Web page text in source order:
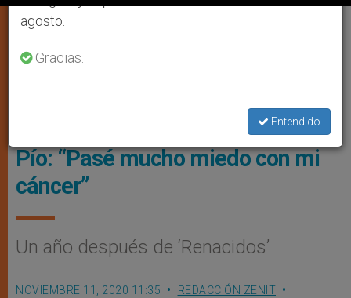
Pepa Valdés (C) Pepa Valdés
La historia de Pepa y el Padre
Pío: “Pasé mucho miedo con mi
cáncer”
Un año después de ‘Renacidos’
NOVIEMBRE 11, 2020 11:35
REDACCIÓN ZENIT
agosto.
Gracias.
Entendido